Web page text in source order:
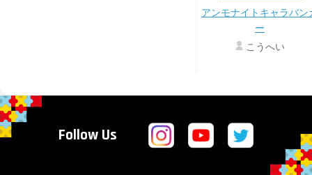
アンモナイトキャラバン
ー
こうへい
Follow Us